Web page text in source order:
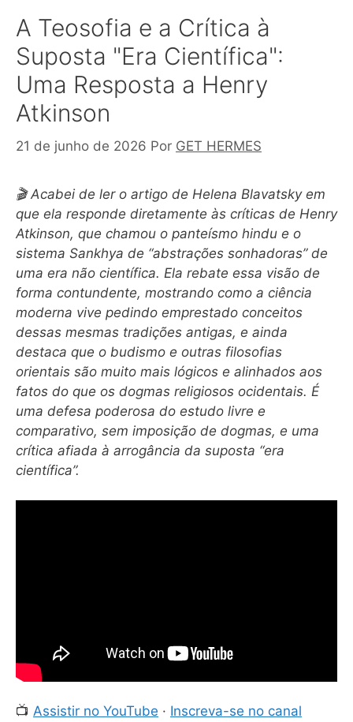
A Teosofia e a Crítica à
Suposta "Era Científica":
Uma Resposta a Henry
Atkinson
21 de junho de 2026 Por GET HERMES
🎬 Acabei de ler o artigo de Helena Blavatsky em
que ela responde diretamente às críticas de Henry
Atkinson, que chamou o panteísmo hindu e o
sistema Sankhya de “abstrações sonhadoras” de
uma era não científica. Ela rebate essa visão de
forma contundente, mostrando como a ciência
moderna vive pedindo emprestado conceitos
dessas mesmas tradições antigas, e ainda
destaca que o budismo e outras filosofias
orientais são muito mais lógicos e alinhados aos
fatos do que os dogmas religiosos ocidentais. É
uma defesa poderosa do estudo livre e
comparativo, sem imposição de dogmas, e uma
crítica afiada à arrogância da suposta “era
científica”.
📺 Assistir no YouTube · Inscreva-se no canal